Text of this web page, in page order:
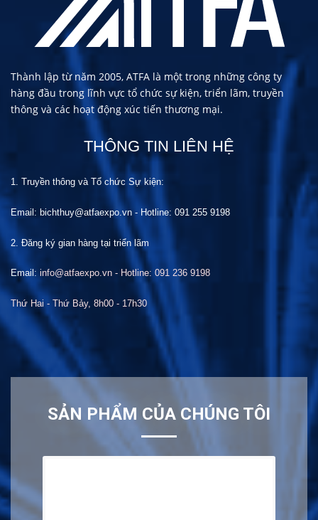
Thành lập từ năm 2005, ATFA là một trong những công ty
hàng đầu trong lĩnh vực tổ chức sự kiện, triển lãm, truyền
thông và các hoạt động xúc tiến thương mại.
THÔNG TIN LIÊN HỆ
1. Truyền thông và Tổ chức Sự kiện:
Email: bichthuy@atfaexpo.vn - Hotline: 091 255 9198
2. Đăng ký gian hàng tại triển lãm
Email: info@atfaexpo.vn - Hotline: 091 236 9198
Thứ Hai - Thứ Bảy, 8h00 - 17h30
SẢN PHẨM CỦA CHÚNG TÔI